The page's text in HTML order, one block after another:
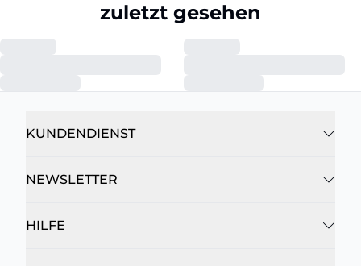
zuletzt gesehen
KUNDENDIENST
NEWSLETTER
HILFE